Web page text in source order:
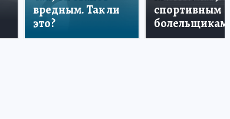
вредным. Так ли
это?
спортивным
болельщикам